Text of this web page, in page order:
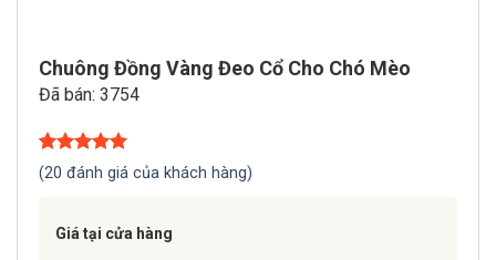
Chuông Đồng Vàng Đeo Cổ Cho Chó Mèo
Đã bán: 3754
5.00trên 5
dựa trên
20
(20 đánh giá của khách hàng)
Giá tại cửa hàng